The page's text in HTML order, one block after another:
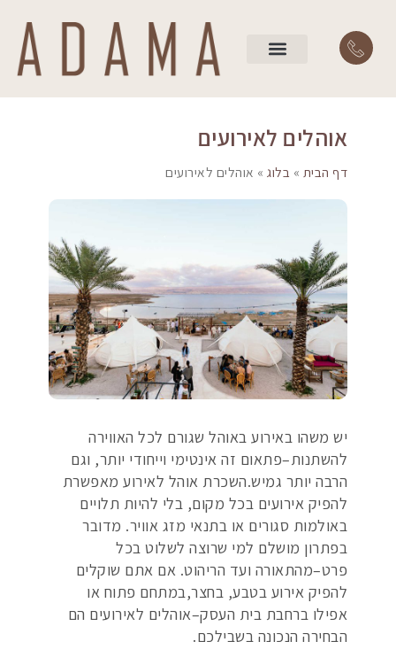
אוהלים לאירועים
דף הבית » בלוג» אוהלים לאירועים
יש משהו באירוע באוהל שגורם לכל האווירה
להשתנות–פתאום זה אינטימי וייחודי יותר, וגם
הרבה יותר גמיש.השכרת אוהל לאירוע מאפשרת
להפיק אירועים בכל מקום, בלי להיות תלויים
באולמות סגורים או בתנאי מזג אוויר. מדובר
בפתרון מושלם למי שרוצה לשלוט בכל
פרט–מהתאורה ועד הריהוט. אם אתם שוקלים
להפיק אירוע בטבע, בחצר,במתחם פתוח או
אפילו ברחבת בית העסק–אוהלים לאירועים הם
הבחירה הנכונה בשבילכם.